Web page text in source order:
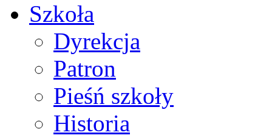
Szkoła
Dyrekcja
Patron
Pieśń szkoły
Historia